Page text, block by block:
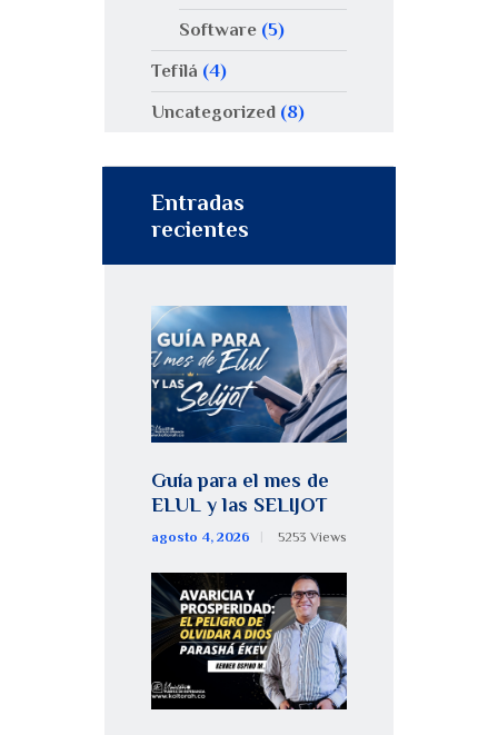
Software(5)
Tefilá (4)
Uncategorized (8)
Entradas
recientes
Guía para el mes de
ELUL y las SELIJOT
agosto 4, 2026 5253 Views